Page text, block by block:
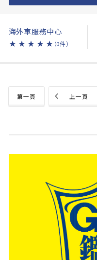
海外車服務中心
★ ★ ★ ★ ★ （0件）
第一頁 上一頁